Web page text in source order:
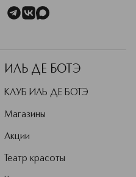
ИЛЬ ДЕ БОТЭ
КЛУБ ИЛЬ ДЕ БОТЭ
Магазины
Акции
Театр красоты